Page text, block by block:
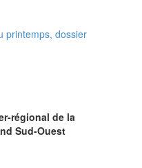
régional de la
Sud-Ouest